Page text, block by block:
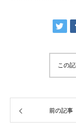
この
前の記事